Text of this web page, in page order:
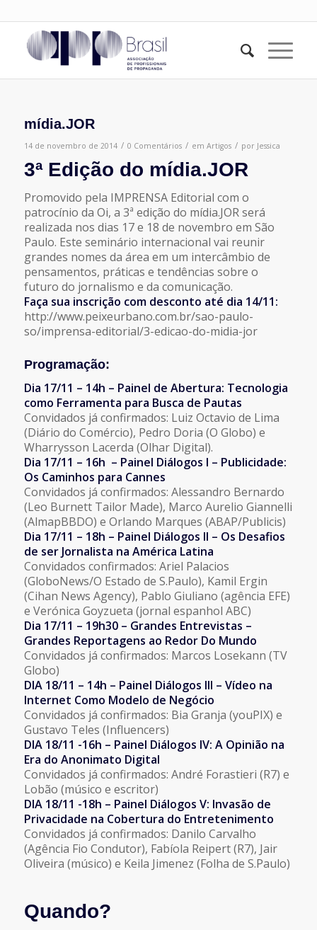
mídia.JOR
14 de novembro de 2014 / 0 Comentários / em Artigos / por Jessica
3ª Edição do mídia.JOR
Promovido pela IMPRENSA Editorial com o
patrocínio da Oi, a 3ª edição do mídia.JOR será
realizada nos dias 17 e 18 de novembro em São
Paulo. Este seminário internacional vai reunir
grandes nomes da área em um intercâmbio de
pensamentos, práticas e tendências sobre o
futuro do jornalismo e da comunicação.
Faça sua inscrição com desconto até dia 14/11:
http://www.peixeurbano.com.br/sao-paulo-
so/imprensa-editorial/3-edicao-do-midia-jor
Programação:
Dia 17/11 – 14h – Painel de Abertura: Tecnologia
como Ferramenta para Busca de Pautas
Convidados já confirmados: Luiz Octavio de Lima
(Diário do Comércio), Pedro Doria (O Globo) e
Wharrysson Lacerda (Olhar Digital).
Dia 17/11 – 16h – Painel Diálogos I – Publicidade:
Os Caminhos para Cannes
Convidados já confirmados: Alessandro Bernardo
(Leo Burnett Tailor Made), Marco Aurelio Giannelli
(AlmapBBDO) e Orlando Marques (ABAP/Publicis)
Dia 17/11 – 18h – Painel Diálogos II – Os Desafios
de ser Jornalista na América Latina
Convidados confirmados: Ariel Palacios
(GloboNews/O Estado de S.Paulo), Kamil Ergin
(Cihan News Agency), Pablo Giuliano (agência EFE)
e Verónica Goyzueta (jornal espanhol ABC)
Dia 17/11 – 19h30 – Grandes Entrevistas –
Grandes Reportagens ao Redor Do Mundo
Convidados já confirmados: Marcos Losekann (TV
Globo)
DIA 18/11 – 14h – Painel Diálogos III – Vídeo na
Internet Como Modelo de Negócio
Convidados já confirmados: Bia Granja (youPIX) e
Gustavo Teles (Influencers)
DIA 18/11 -16h – Painel Diálogos IV: A Opinião na
Era do Anonimato Digital
Convidados já confirmados: André Forastieri (R7) e
Lobão (músico e escritor)
DIA 18/11 -18h – Painel Diálogos V: Invasão de
Privacidade na Cobertura do Entretenimento
Convidados já confirmados: Danilo Carvalho
(Agência Fio Condutor), Fabíola Reipert (R7), Jair
Oliveira (músico) e Keila Jimenez (Folha de S.Paulo)
Quando?